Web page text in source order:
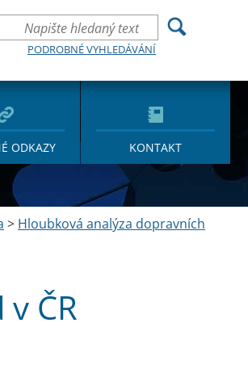
PODROBNÉ VYHLEDÁVÁNÍ
ODKAZY KONTAKT
> Hloubková analýza dopravních
ČR